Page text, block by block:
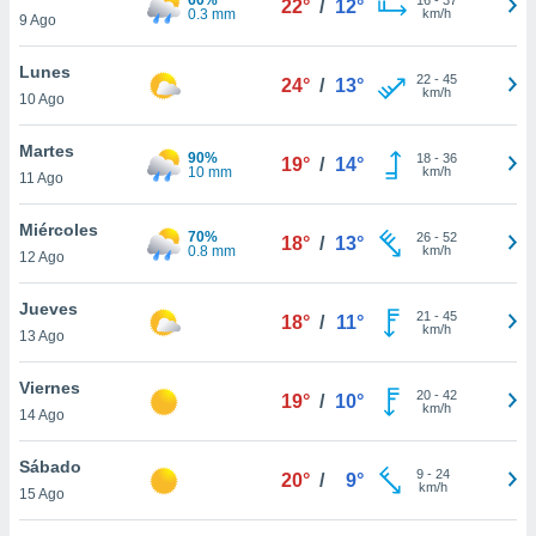
más
nuestra
y
de
disponible
cookies
aceptar
9 Ago
0.3 mm
22° / 12°
km/h
Lunes
10 Ago
24° / 13° 22- 45
km/h
Martes
11 Ago
90%
10 mm
19° / 14° 18- 36
km/h
Miércoles
12 Ago
70%
0.8 mm
18° / 13° 26- 52
km/h
Jueves
13 Ago
18° / 11° 21 - 45
km/h
Viernes
14 Ago
19° / 10° 20- 42
km/h
Sábado
15 Ago
20° / 9° 9- 24
km/h